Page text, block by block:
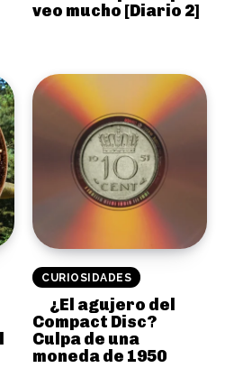
veo mucho [Diario 2]
CURIOSIDADES
¿El agujero del
Compact Disc?
Culpa de una
moneda de 1950